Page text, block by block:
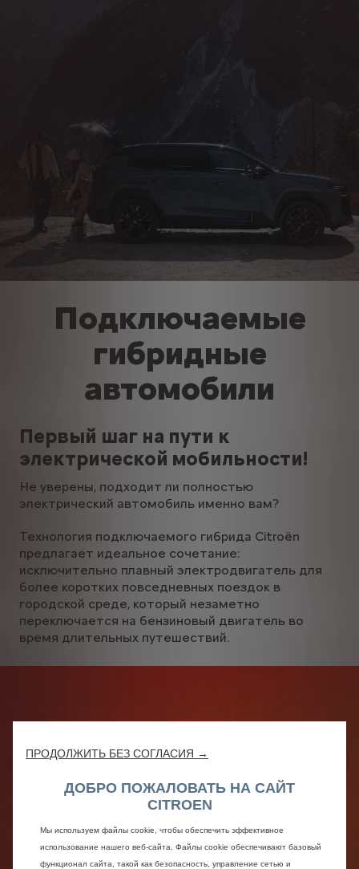
Подключаемые
гибридные
автомобили
Первый шаг на пути к
электрической мобильности!
Не уверены, подходит ли полностью
электрический автомобиль именно вам?
Технология подключаемого гибрида Citroën
предлагает идеальное сочетание:
исключительно плавный электродвигатель для
более коротких повседневных поездок в
городской среде, который незаметно
переключается на бензиновый двигатель во
время длительных путешествий.
Прекрасный компромисс
В полностью электрическом режиме
ПРОДОЛЖИТЬ БЕЗ СОГЛАСИЯ →
ДОБРО ПОЖАЛОВАТЬ НА САЙТ
CITROEN
Мы используем файлы cookie, чтобы обеспечить эффективное
использование нашего веб-сайта. Файлы cookie обеспечивают базовый
функционал сайта, такой как безопасность, управление сетью и